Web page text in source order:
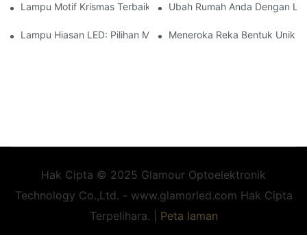
Lampu Motif Krismas Terbaik Untuk Paparan Luaran Dan
Ubah Rumah Anda Dengan
Lampu Hiasan LED: Pilihan Mesra Alam Untuk Rumah Anda
Meneroka Reka Bentuk Unik
Hak Cipta © 2025 Glamour Optoelektronik
Technology Co.,Ltd. - www.glamorled.com Hak Cipta
Terpelihara. |
Peta laman